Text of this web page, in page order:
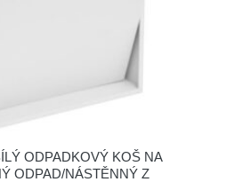
ODPADKOVÝ KOŠ NA
ODPAD/NÁSTĚNNÝ Z